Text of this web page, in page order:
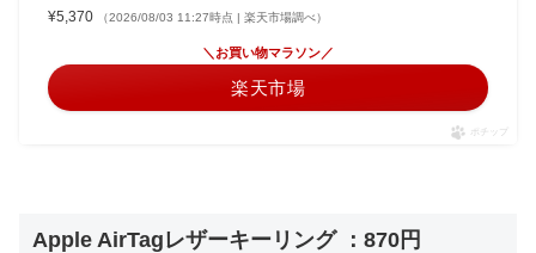
¥5,370
（2026/08/03 11:27時点 | 楽天市場調べ）
＼お買い物マラソン／
楽天市場
ポチップ
Apple AirTagレザーキーリング ：870円